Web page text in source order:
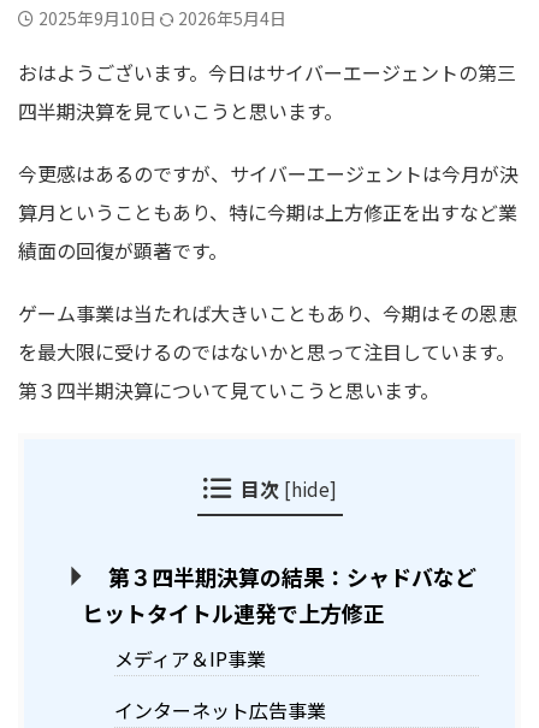
2025年9月10日 2026年5月4日
おはようございます。今日はサイバーエージェントの第三
四半期決算を見ていこうと思います。
今更感はあるのですが、サイバーエージェントは今月が決
算月ということもあり、特に今期は上方修正を出すなど業
績面の回復が顕著です。
ゲーム事業は当たれば大きいこともあり、今期はその恩恵
を最大限に受けるのではないかと思って注目しています。
第３四半期決算について見ていこうと思います。
目次 [hide]
第３四半期決算の結果：シャドバなど
ヒットタイトル連発で上方修正
メディア＆IP事業
インターネット広告事業